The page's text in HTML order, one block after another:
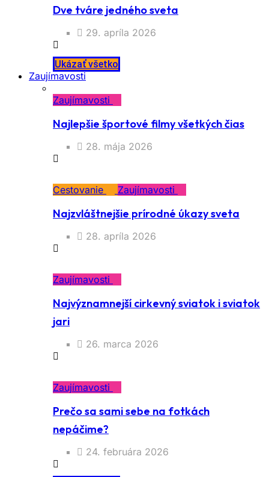
Dve tváre jedného sveta
29. apríla 2026
Ukázať všetko
Zaujímavosti
Zaujímavosti
Najlepšie športové filmy všetkých čias
28. mája 2026
Cestovanie Zaujímavosti
Najzvláštnejšie prírodné úkazy sveta
28. apríla 2026
Zaujímavosti
Najvýznamnejší cirkevný sviatok i sviatok
jari
26. marca 2026
Zaujímavosti
Prečo sa sami sebe na fotkách
nepáčime?
24. februára 2026